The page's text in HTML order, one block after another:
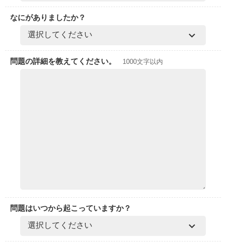
なにがありましたか？
問題の詳細を教えてください。 1000文字以内
問題はいつから起こっていますか？